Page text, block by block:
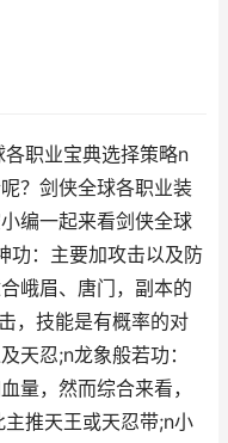
职业宝典选择策略n
？剑侠全球各职业装
编一起来看剑侠全球
功：主要加攻击以及防
峨眉、唐门，副本的
，技能是有概率的对
天忍;n龙象般若功：
量，然而综合来看，
推天王或天忍带;n小